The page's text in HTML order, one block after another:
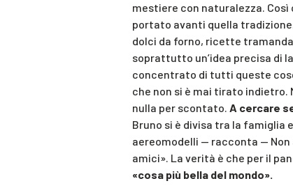
mestiere con naturalezza. Così
portato avanti quella
dolci da forno, ricette
soprattutto un’idea precisa di
concentrato di tutti queste
che non si è mai tirato indietro.
nulla per scontato. A cercare
Bruno si è divisa tra la famiglia
aereomodelli — racconta — Non
amici». La verità è che per il
«cosa più bella del mondo».